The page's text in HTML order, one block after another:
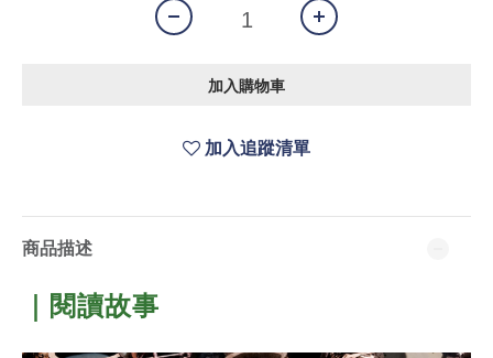
加入購物車
加入追蹤清單
商品描述
｜閱讀故事